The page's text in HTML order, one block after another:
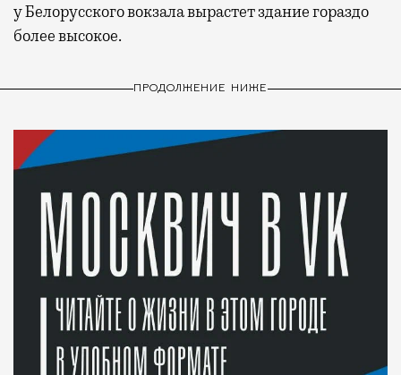
у Белорусского вокзала вырастет здание гораздо
более высокое.
ПРОДОЛЖЕНИЕ НИЖЕ